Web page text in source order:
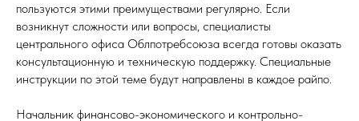
пользуются этими преимуществами регулярно. Если
возникнут сложности или вопросы, специалисты
центрального офиса Облпотребсоюза всегда готовы оказать
консультационную и техническую поддержку. Специальные
инструкции по этой теме будут направлены в каждое райпо.
Начальник финансово-экономического и контрольно-